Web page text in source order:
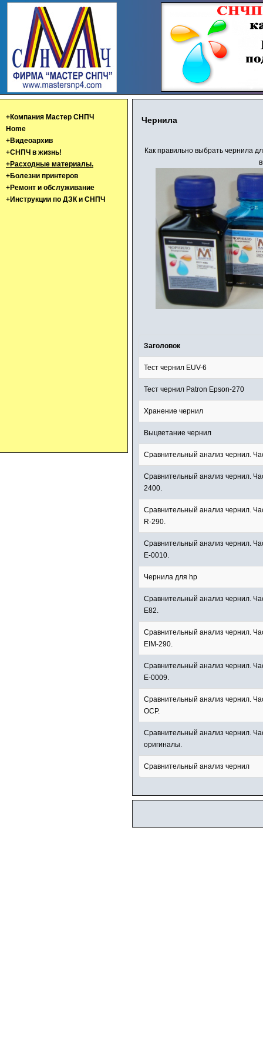
+Компания Мастер СНПЧ
Home
+Видеоархив
+СНПЧ в жизнь!
+Расходные материалы.
+Болезни принтеров
+Ремонт и обслуживание
+Инструкции по ДЗК и СНПЧ
Чернила
Как правильно выбрать чернила
Заголовок
Тест чернил EUV-6
Тест чернил Patron Epson-270
Хранение чернил
Выцветание чернил
Сравнительный анализ чернил.
Сравнительный анализ чернил.
2400.
Сравнительный анализ чернил.
R-290.
Сравнительный анализ чернил.
E-0010.
Чернила для hp
Сравнительный анализ чернил.
E82.
Сравнительный анализ чернил.
EIM-290.
Сравнительный анализ чернил.
E-0009.
Сравнительный анализ чернил.
OCP.
Сравнительный анализ чернил.
оригиналы.
Сравнительный анализ чернил